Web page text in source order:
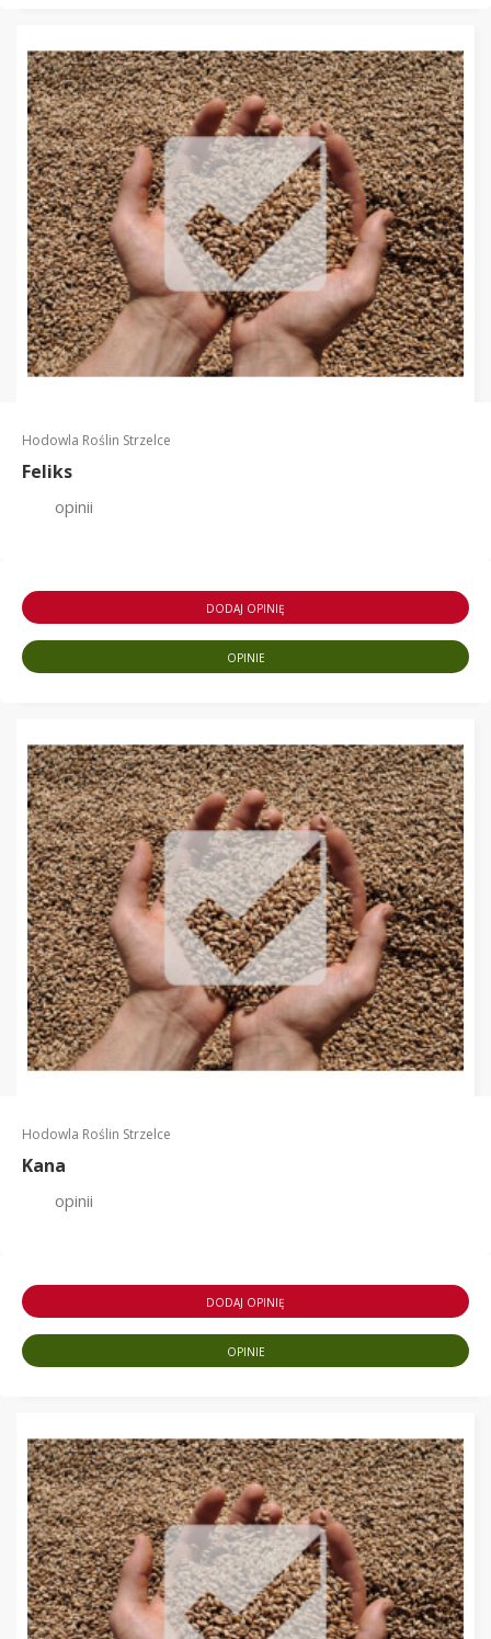
Hodowla Roślin Strzelce
Feliks
opinii
DODAJ OPINIĘ
OPINIE
Hodowla Roślin Strzelce
Kana
opinii
DODAJ OPINIĘ
OPINIE